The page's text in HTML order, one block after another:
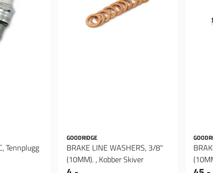
N12YC, Tennplugg
GOODRIDGE
BRAKE LINE WASHERS, 3/8"
(10MM). , Kobber Skiver